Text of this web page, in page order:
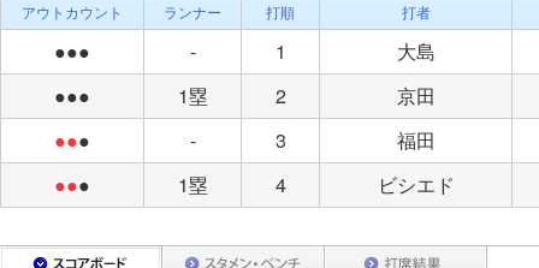
アウトカウント ランナー 打順 打者
●●● - 1
大島
●●●
1塁 2
京田
●●● - 3
福田
●●● 1塁 4 ビシエド